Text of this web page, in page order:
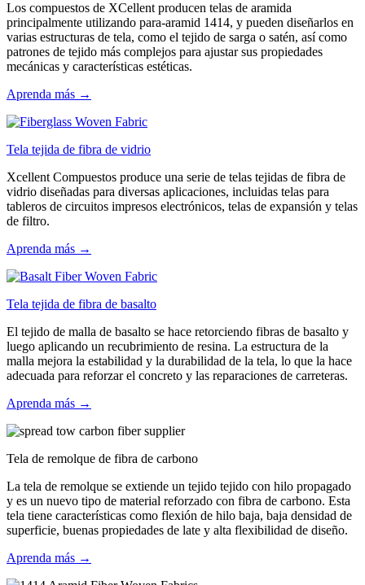
Los compuestos de XCellent producen telas de aramida
principalmente utilizando para-aramid 1414, y pueden diseñarlos en
varias estructuras de tela, como el tejido de sarga o satén, así como
patrones de tejido más complejos para ajustar sus propiedades
mecánicas y características estéticas.
Aprenda más →
Tela tejida de fibra de vidrio
Xcellent Compuestos produce una serie de telas tejidas de fibra de
vidrio diseñadas para diversas aplicaciones, incluidas telas para
tableros de circuitos impresos electrónicos, telas de expansión y telas
de filtro.
Aprenda más →
Tela tejida de fibra de basalto
El tejido de malla de basalto se hace retorciendo fibras de basalto y
luego aplicando un recubrimiento de resina. La estructura de la
malla mejora la estabilidad y la durabilidad de la tela, lo que la hace
adecuada para reforzar el concreto y las reparaciones de carreteras.
Aprenda más →
Tela de remolque de fibra de carbono
La tela de remolque se extiende un tejido tejido con hilo propagado
y es un nuevo tipo de material reforzado con fibra de carbono. Esta
tela tiene características como flexión de hilo baja, baja densidad de
superficie, buenas propiedades de late y alta flexibilidad de diseño.
Aprenda más →